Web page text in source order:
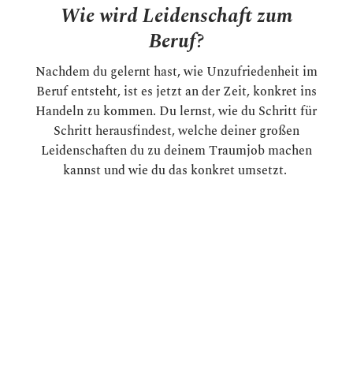
Wie wird Leidenschaft zum
Beruf?
Nachdem du gelernt hast, wie Unzufriedenheit im
Beruf entsteht, ist es jetzt an der Zeit, konkret ins
Handeln zu kommen. Du lernst, wie du Schritt für
Schritt herausfindest, welche deiner großen
Leidenschaften du zu deinem Traumjob machen
kannst und wie du das konkret umsetzt.